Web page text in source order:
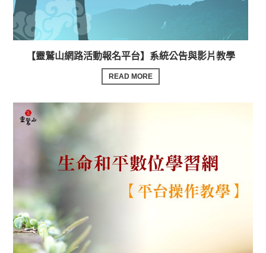
【靈鷲山網路活動報名平台】系統公告與影片教學
READ MORE